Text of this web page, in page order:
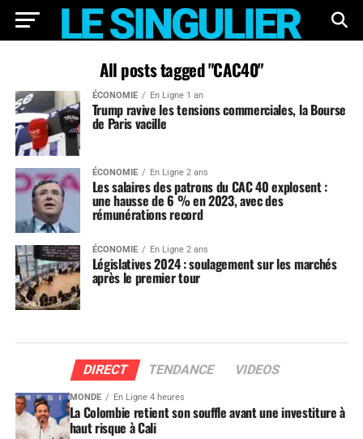
All posts tagged "CAC40"
ÉCONOMIE En Ligne 1 an
Trump ravive les tensions commerciales, la Bourse
de Paris vacille
ÉCONOMIE En Ligne 2 ans
Les salaires des patrons du CAC 40 explosent :
une hausse de 6 % en 2023, avec des
rémunérations record
ÉCONOMIE En Ligne 2 ans
Législatives 2024 : soulagement sur les marchés
après le premier tour
DIRECT TENDANCE VIDEOS
MONDE En Ligne 4 heures
La Colombie retient son souffle avant une investiture à
haut risque à Cali